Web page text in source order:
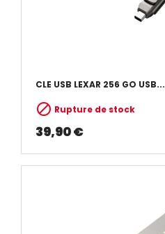
CLE USB LEXAR 256 GO USB...
 Rupture de stock
39,90 €